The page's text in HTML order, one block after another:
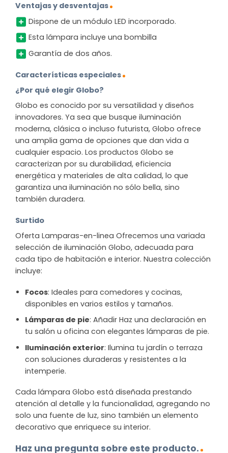
Ventajas y desventajas
Dispone de un módulo LED incorporado.
Esta lámpara incluye una bombilla
Garantía de dos años.
Características especiales
¿Por qué elegir Globo?
Globo es conocido por su versatilidad y diseños
innovadores. Ya sea que busque iluminación
moderna, clásica o incluso futurista, Globo ofrece
una amplia gama de opciones que dan vida a
cualquier espacio. Los productos Globo se
caracterizan por su durabilidad, eficiencia
energética y materiales de alta calidad, lo que
garantiza una iluminación no sólo bella, sino
también duradera.
Surtido
Oferta Lamparas-en-linea Ofrecemos una variada
selección de iluminación Globo, adecuada para
cada tipo de habitación e interior. Nuestra colección
incluye:
Focos: Ideales para comedores y cocinas,
disponibles en varios estilos y tamaños.
Lámparas de pie: Añadir Haz una declaración en
tu salón u oficina con elegantes lámparas de pie.
Iluminación exterior: Ilumina tu jardín o terraza
con soluciones duraderas y resistentes a la
intemperie.
Cada lámpara Globo está diseñada prestando
atención al detalle y la funcionalidad, agregando no
solo una fuente de luz, sino también un elemento
decorativo que enriquece su interior.
Haz una pregunta sobre este producto.